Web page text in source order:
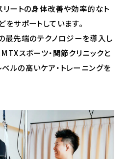
リートの身体改善や効率的なト
をサポートしています。
最先端のテクノロジーを導入し
スポーツ・関節クリニックと
ルの高いケア・トレーニングを